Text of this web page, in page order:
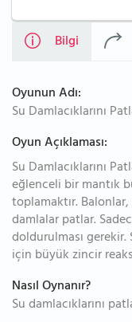
Bilgi
Oyunun Adı:
Su Damlacıklarını
Oyun Açıklaması:
Su Damlacıklarını
eğlenceli bir mantık
toplamaktır.
damlalar patlar.
doldurulması
için büyük zincir
Nasıl Oynanır?
Su damlacıklarını